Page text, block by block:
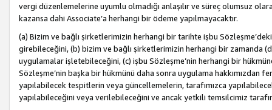
vergi düzenlemelerine uyumlu olmadığı anlaşılır ve süreç olumsuz
kazansa dahi Associate’a herhangi bir ödeme yapılmayacaktır.
(a) Bizim ve bağlı şirketlerimizin herhangi bir tarihte işbu
girebileceğini, (b) bizim ve bağlı şirketlerimizin herhangi bir zamanda
uygulamalar işletebileceğini, (c) işbu Sözleşme’nin herhangi bir
Sözleşme’nin başka bir hükmünü daha sonra uygulama hakkımızdan
yapılabilecek tespitlerin veya güncellemelerin, tarafımızca
yapılabileceğini veya verilebileceğini ve ancak yetkili temsilcimiz